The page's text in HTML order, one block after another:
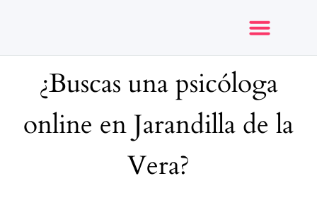
¿Buscas una psicóloga
online en Jarandilla de la
Vera?